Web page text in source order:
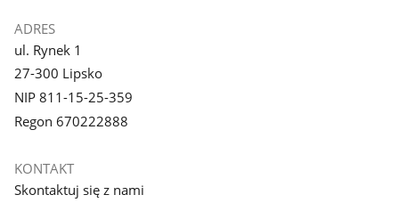
ADRES
ul. Rynek 1
27-300 Lipsko
NIP 811-15-25-359
Regon 670222888
KONTAKT
Skontaktuj się z nami